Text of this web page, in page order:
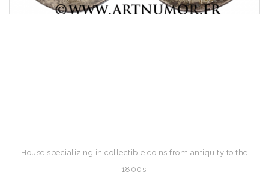
House specializing in collectible coins from antiquity to the
1800s.